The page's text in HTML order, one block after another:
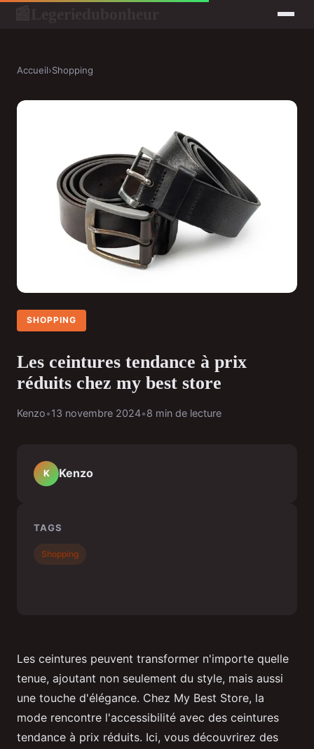
Accueil›Shopping
SHOPPING
Les ceintures tendance à prix
réduits chez my best store
Kenzo•13 novembre 2024•8 min de lecture
Les ceintures peuvent transformer n'importe quelle
tenue, ajoutant non seulement du style, mais aussi
une touche d'élégance. Chez My Best Store, la
mode rencontre l'accessibilité avec des ceintures
tendance à prix réduits. Ici, vous découvrirez des
K Kenzo
TAGS
Shopping